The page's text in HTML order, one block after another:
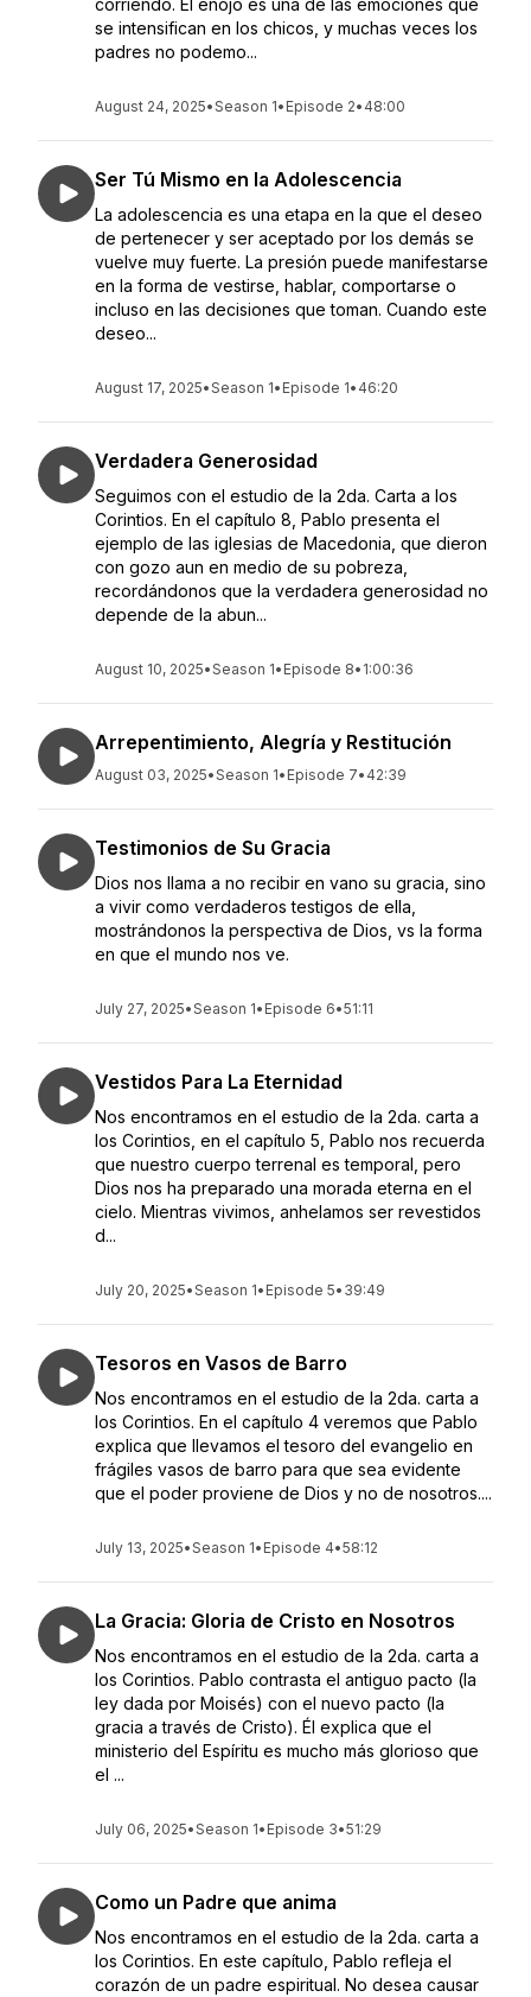
corriendo. El enojo es una de las emociones que
se intensifican en los chicos, y muchas veces los
padres no podemo...
August 24, 2025•Season 1• Episode 2• 48:00
Ser Tú Mismo en la Adolescencia
La adolescencia es una etapa en la que el deseo
de pertenecer y ser aceptado por los demás se
vuelve muy fuerte. La presión puede manifestarse
en la forma de vestirse, hablar, comportarse o
incluso en las decisiones que toman. Cuando este
deseo...
August 17, 2025•Season 1• Episode 1• 46:20
Verdadera Generosidad
Seguimos con el estudio de la 2da. Carta a los
Corintios. En el capítulo 8, Pablo presenta el
ejemplo de las iglesias de Macedonia, que dieron
con gozo aun en medio de su pobreza,
recordándonos que la verdadera generosidad no
depende de la abun...
August 10, 2025•Season 1• Episode 8• 1:00:36
Arrepentimiento, Alegría y Restitución
August 03, 2025•Season 1• Episode 7• 42:39
Testimonios de Su Gracia
Dios nos llama a no recibir en vano su gracia, sino
a vivir como verdaderos testigos de ella,
mostrándonos la perspectiva de Dios, vs la forma
en que el mundo nos ve.
July 27, 2025•Season 1• Episode 6•51:11
Vestidos Para La Eternidad
Nos encontramos en el estudio de la 2da. carta a
los Corintios, en el capítulo 5, Pablo nos recuerda
que nuestro cuerpo terrenal es temporal, pero
Dios nos ha preparado una morada eterna en el
cielo. Mientras vivimos, anhelamos ser revestidos
d...
July 20, 2025•Season 1• Episode 5• 39:49
Tesoros en Vasos de Barro
Nos encontramos en el estudio de la 2da. carta a
los Corintios. En el capítulo 4 veremos que Pablo
explica que llevamos el tesoro del evangelio en
frágiles vasos de barro para que sea evidente
que el poder proviene de Dios y no de nosotros....
July 13, 2025•Season 1• Episode 4•58:12
La Gracia: Gloria de Cristo en Nosotros
Nos encontramos en el estudio de la 2da. carta a
los Corintios. Pablo contrasta el antiguo pacto (la
ley dada por Moisés) con el nuevo pacto (la
gracia a través de Cristo). Él explica que el
ministerio del Espíritu es mucho más glorioso que
el ...
July 06, 2025•Season 1• Episode 3•51:29
Como un Padre que anima
Nos encontramos en el estudio de la 2da. carta a
los Corintios. En este capítulo, Pablo refleja el
corazón de un padre espiritual. No desea causar